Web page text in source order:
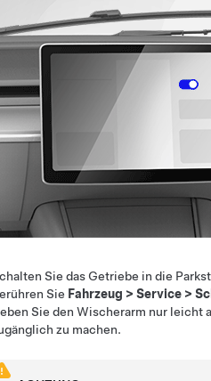
Sie das Getriebe in die
Sie Fahrzeug > Service >
Sie den Wischerarm nur leicht
zu machen.